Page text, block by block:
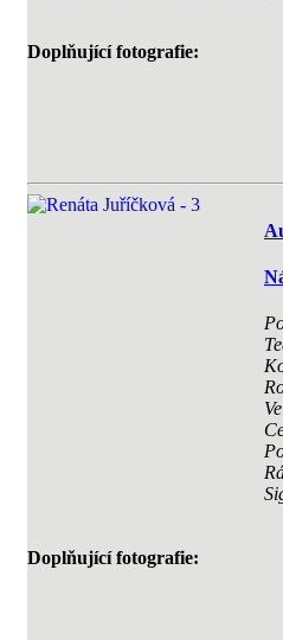
Doplňující fotografie:
Doplňující fotografie: